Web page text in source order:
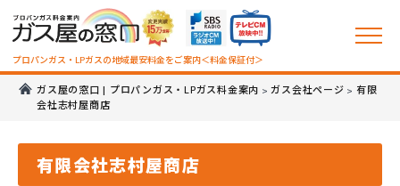
プロパンガス・LPガスの地域最安料金をご案内＜料金保証付＞
ガス屋の窓口 | プロパンガス・LPガス料金案内 >ガス会社ページ > 有限
会社志村屋商店
有限会社志村屋商店